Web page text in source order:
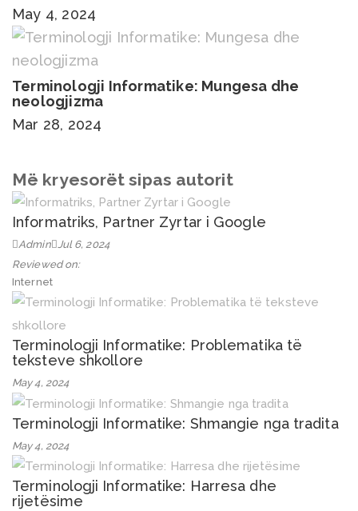
May 4, 2024
Terminologji Informatike: Mungesa dhe
neologjizma
Mar 28, 2024
Më kryesorët sipas autorit
Informatriks, Partner Zyrtar i Google
Admin Jul 6, 2024
Reviewed on:
Internet
Terminologji Informatike: Problematika të
teksteve shkollore
May 4, 2024
Terminologji Informatike: Shmangie nga tradita
May 4, 2024
Terminologji Informatike: Harresa dhe
rijetësime